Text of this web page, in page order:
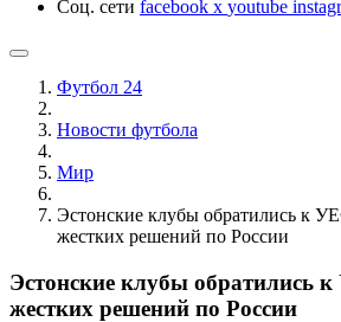
Соц. сети facebook x youtube
Футбол 24
Новости футбола
Мир
Эстонские клубы обратились к
жестких решений по России
Эстонские клубы обратились
жестких решений по России